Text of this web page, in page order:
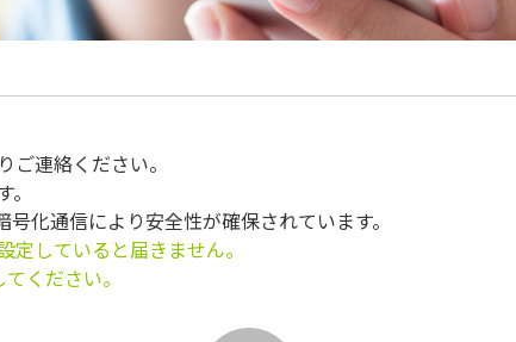
連絡ください。
化通信により安全性が確保されています。
していると届きません。
ください。